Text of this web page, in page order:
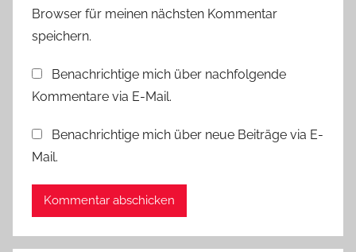
Browser für meinen nächsten Kommentar
speichern.
Benachrichtige mich über nachfolgende
Kommentare via E-Mail.
Benachrichtige mich über neue Beiträge via E-
Mail.